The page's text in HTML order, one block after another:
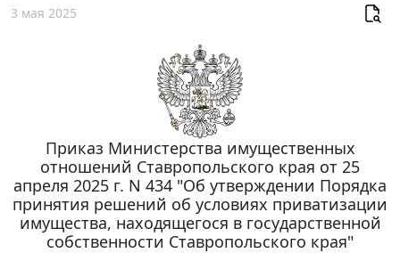
3 мая 2025
Приказ Министерства имущественных
отношений Ставропольского края от 25
апреля 2025 г. N 434 "Об утверждении Порядка
принятия решений об условиях приватизации
имущества, находящегося в государственной
собственности Ставропольского края"